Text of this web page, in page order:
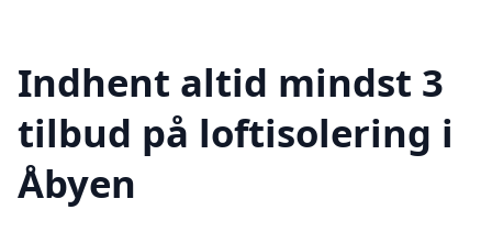
Indhent altid mindst 3
tilbud på loftisolering i
Åbyen